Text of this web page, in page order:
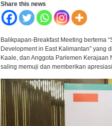
Share this news
Balikpapan-Breakfast Meeting bertema
Development in East Kalimantan” yang
Kaale, dan Anggota Parlemen
saling memuji dan memberikan